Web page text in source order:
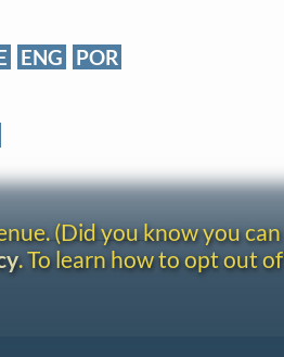
ENG POR
(Did you know you can
. To learn how to opt out of